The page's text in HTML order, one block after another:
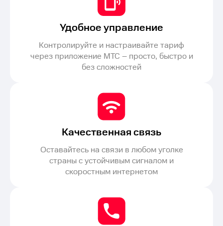
Удобное управление
Контролируйте и настраивайте тариф
через приложение МТС – просто, быстро и
без сложностей
Качественная связь
Оставайтесь на связи в любом уголке
страны с устойчивым сигналом и
скоростным интернетом